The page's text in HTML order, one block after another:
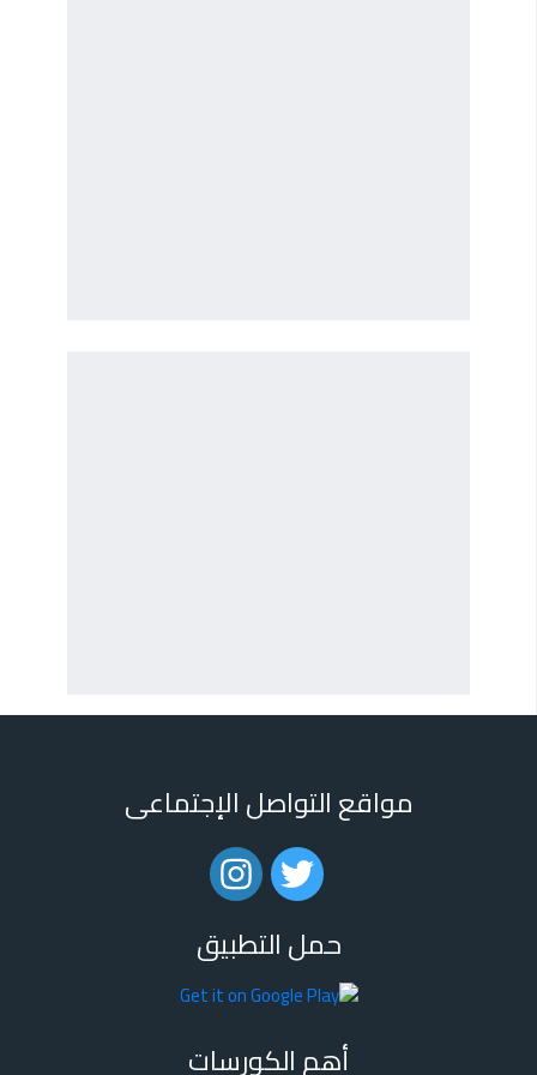
مواقع التواصل الإجتماعى
حمل التطبيق
أهم الكورسات